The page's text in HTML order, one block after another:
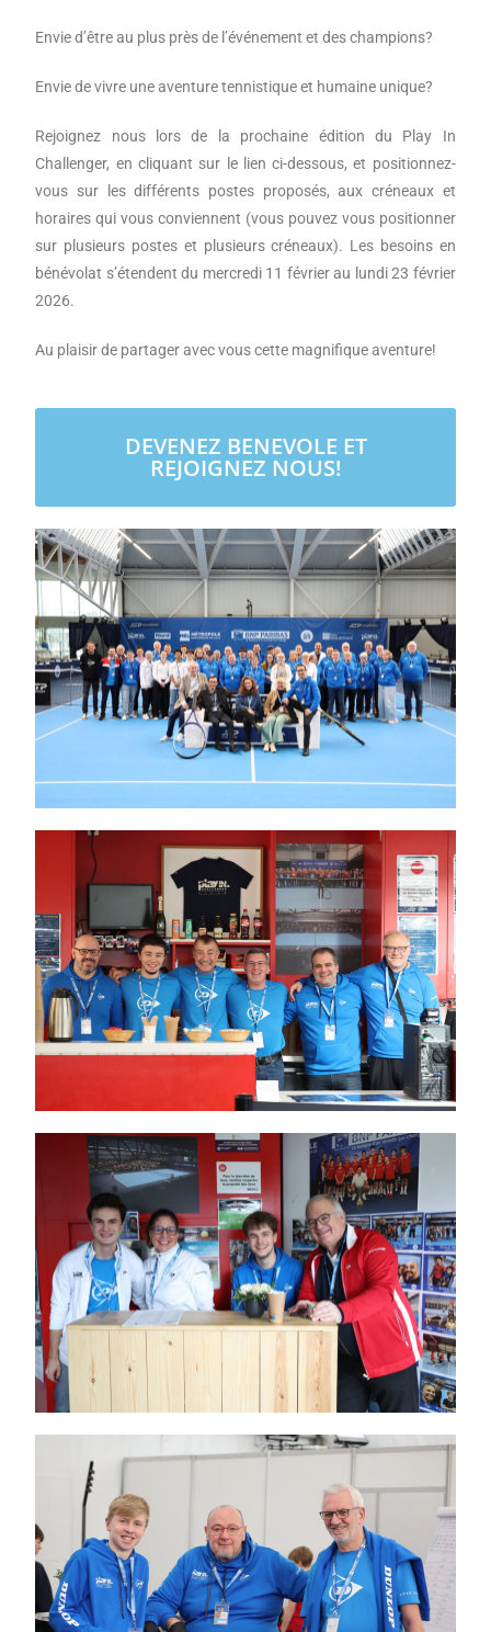
Envie d’être au plus près de l’événement et des champions?
Envie de vivre une aventure tennistique et humaine unique?
Rejoignez nous lors de la prochaine édition du Play In
Challenger, en cliquant sur le lien ci-dessous, et positionnez-
vous sur les différents postes proposés, aux créneaux et
horaires qui vous conviennent (vous pouvez vous positionner
sur plusieurs postes et plusieurs créneaux). Les besoins en
bénévolat s’étendent du mercredi 11 février au lundi 23 février
2026.
Au plaisir de partager avec vous cette magnifique aventure!
DEVENEZ BENEVOLE ET
REJOIGNEZ NOUS!